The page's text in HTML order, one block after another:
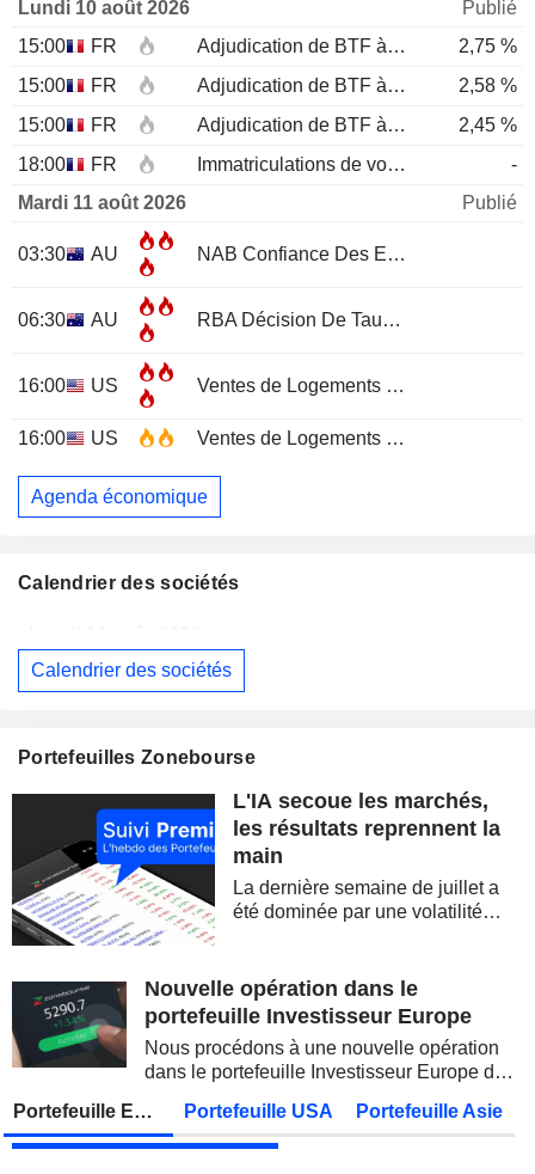
Lundi 10 août 2026
Publié
15:00
FR Adjudication de BTF à 12 mois
2,75 %
15:00
FR Adjudication de BTF à 6 mois
2,58 %
15:00
FR Adjudication de BTF à 3 mois
2,45 %
18:00
FR Immatriculations de voitures neuves (annuelles)
-
Mardi 11 août 2026
Publié
03:30 AU NAB Confiance Des Entreprises
06:30 AU RBA Décision De Taux D'Intérêt
16:00 US Ventes de Logements Existants
16:00 US Ventes de Logements Existants (Mensuel)
Agenda économique
Calendrier des sociétés
WESTPAC BANKING CORPORATION
SIMON PROPERTY GROUP, INC.
FERGUSON ENTERPRISES INC. Publication des résultats - Q2 2026 12:45
ROCKET LAB CORPORATION
MOORE THREADS TECHNOLOGY CO., LTD. Publication des résultats - Q2 2026
AMRIZE AG
JBS N.V. Publication des résultats - Q2 2026
GEA GROUP AG
Lundi 10 août 2026
VIEL & CIE Publication des résultats - Q2 2026
Calendrier des sociétés
Portefeuilles Zonebourse
L'IA secoue les marchés,
les résultats reprennent la
main
La dernière semaine de juillet a
été dominée par une volatilité
semi-conducteurs. Les
inquiétudes sur la soutenabilité
Nouvelle opération dans le
portefeuille Investisseur Europe
Nous procédons à une nouvelle opération
dans le portefeuille Investisseur Europe de
Portefeuille Europe Portefeuille USA Portefeuille Asie